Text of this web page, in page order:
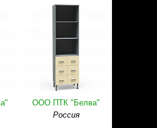
ООО ПТК "Белва"
Россия